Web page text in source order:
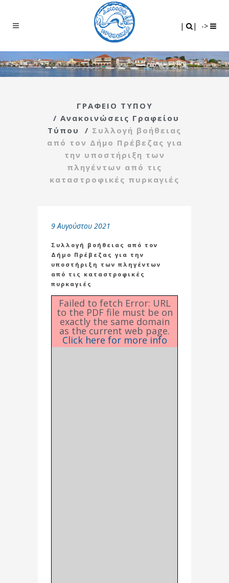
| | ->
ΓΡΑΦΕΙΟ ΤΥΠΟΥ
/ Ανακοινώσεις Γραφείου
Τύπου
/ Συλλογή βοήθειας
από τον Δήμο Πρέβεζας για
την υποστήριξη των
πληγέντων από τις
καταστροφικές πυρκαγιές
9 Αυγούστου 2021
Συλλογή βοήθειας από τον
Δήμο Πρέβεζας για την
υποστήριξη των πληγέντων
από τις καταστροφικές
πυρκαγιές
Failed to fetch Error: URL
to the PDF file must be on
exactly the same domain
as the current web page.
Click here for more info